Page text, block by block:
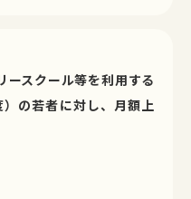
ースクール等を利用する
の若者に対し、月額上